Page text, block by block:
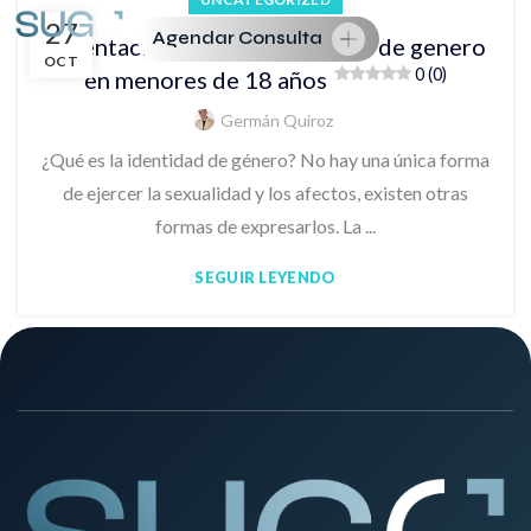
Agendar Consulta
27
OCT
Orientación sexual e identidad de genero
en menores de 18 años
0 (0)
Germán Quiroz
¿Qué es la identidad de género? No hay una única forma
de ejercer la sexualidad y los afectos, existen otras
formas de expresarlos. La ...
SEGUIR LEYENDO